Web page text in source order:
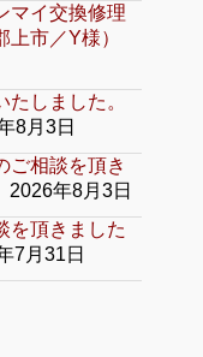
マイ交換修理
市／Y様）
しました。
8月3日
ご相談を頂き
2026年8月3日
を頂きました
7月31日